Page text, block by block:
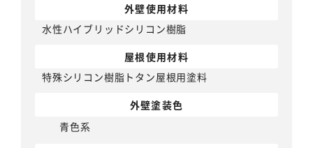
外壁使用材料
水性ハイブリッドシリコン樹脂
屋根使用材料
特殊シリコン樹脂トタン屋根用塗料
外壁塗装色
青色系